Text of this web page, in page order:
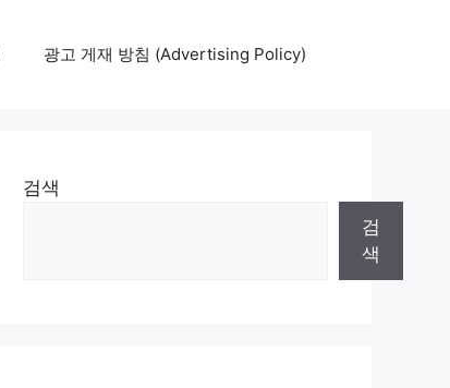
광고 게재 방침 (Advertising Policy)
검색
검
색